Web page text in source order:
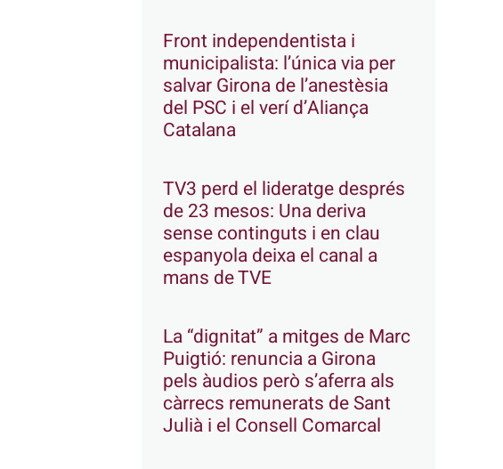
Front independentista i
municipalista: l’única via per
salvar Girona de l’anestèsia
del PSC i el verí d’Aliança
Catalana
TV3 perd el lideratge després
de 23 mesos: Una deriva
sense continguts i en clau
espanyola deixa el canal a
mans de TVE
La “dignitat” a mitges de Marc
Puigtió: renuncia a Girona
pels àudios però s’aferra als
càrrecs remunerats de Sant
Julià i el Consell Comarcal